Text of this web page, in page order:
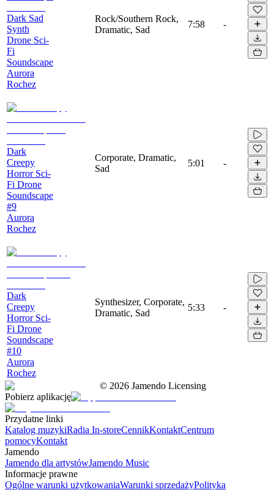
Dark Sad
Synth
Drone Sci-
Fi
Soundscape
Aurora
Rochez
Rock/Southern Rock,
Dramatic, Sad
7:58 -
Dark
Creepy
Horror Sci-
Fi Drone
Soundscape
#9
Aurora
Rochez
Corporate, Dramatic,
Sad
5:01 -
Dark
Creepy
Horror Sci-
Fi Drone
Soundscape
#10
Aurora
Rochez
Synthesizer, Corporate,
Dramatic, Sad
5:33 -
© 2026 Jamendo Licensing
Pobierz aplikację
Przydatne linki
Katalog muzykiRadia In-storeCennikKontaktCentrum
pomocyKontakt
Jamendo
Jamendo dla artystówJamendo Music
Informacje prawne
Ogólne warunki użytkowaniaWarunki sprzedażyPolityka